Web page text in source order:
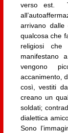
verso est.
arrivano dalle
qualcosa che
religiosi
manifestano
vengono
accanimento,
così, vestiti
creano un
soldati;
dialettica
Sono